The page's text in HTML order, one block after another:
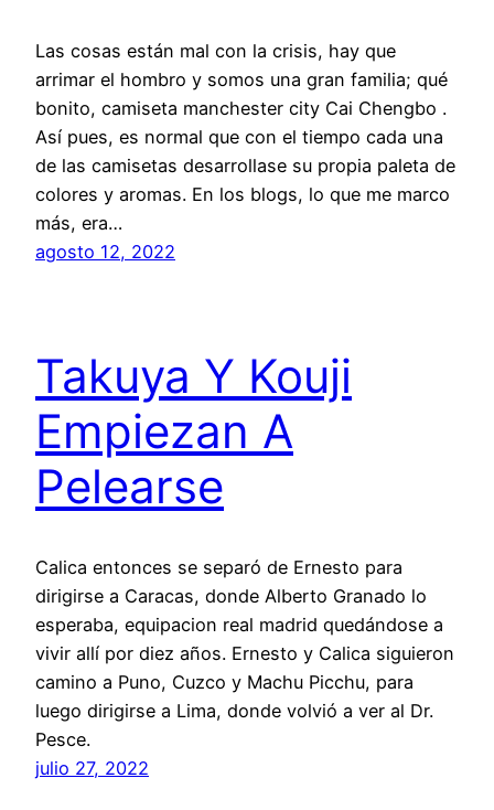
Las cosas están mal con la crisis, hay que
arrimar el hombro y somos una gran familia; qué
bonito, camiseta manchester city Cai Chengbo .
Así pues, es normal que con el tiempo cada una
de las camisetas desarrollase su propia paleta de
colores y aromas. En los blogs, lo que me marco
más, era…
agosto 12, 2022
Takuya Y Kouji
Empiezan A
Pelearse
Calica entonces se separó de Ernesto para
dirigirse a Caracas, donde Alberto Granado lo
esperaba, equipacion real madrid quedándose a
vivir allí por diez años. Ernesto y Calica siguieron
camino a Puno, Cuzco y Machu Picchu, para
luego dirigirse a Lima, donde volvió a ver al Dr.
Pesce.
julio 27, 2022